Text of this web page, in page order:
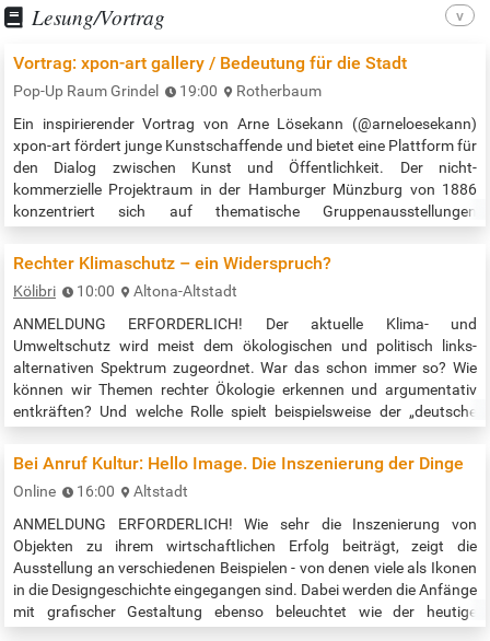
Lesung/Vortrag
Vortrag: xpon-art gallery / Bedeutung für die Stadt
Pop-Up Raum Grindel 19:00
Rotherbaum
Ein inspirierender Vortrag von Arne Lösekann (@arneloesekann)
xpon-art fördert junge Kunstschaffende und bietet eine Plattform für
den Dialog zwischen Kunst und Öffentlichkeit. Der nicht-
kommerzielle Projektraum in der Hamburger Münzburg von 1886
konzentriert sich auf thematische Gruppenausstellungen
Arbeiten und genreübergreifende Werke. In den geschichtsträchtigen
Rechter Klimaschutz – ein Widerspruch?
Kölibri 10:00
Altona-Altstadt
ANMELDUNG ERFORDERLICH! Der aktuelle Klima- und
Umweltschutz wird meist dem ökologischen und politisch links-
alternativen Spektrum zugeordnet. War das schon immer so? Wie
können wir Themen rechter Ökologie erkennen und argumentativ
entkräften? Und welche Rolle spielt beispielsweise der „deutsche
Hintergrund von rechtem Naturschutz an und erarbeiten
gemeinsam, mit welchen Bildern und Slogans heutiger…
Bei Anruf Kultur: Hello Image. Die Inszenierung der Dinge
Online 16:00
Altstadt
ANMELDUNG ERFORDERLICH! Wie sehr die Inszenierung von
Objekten zu ihrem wirtschaftlichen Erfolg beiträgt, zeigt die
Ausstellung an verschiedenen Beispielen - von denen viele als Ikonen
in die Designgeschichte eingegangen sind. Dabei werden die Anfänge
mit grafischer Gestaltung ebenso beleuchtet wie der heutige